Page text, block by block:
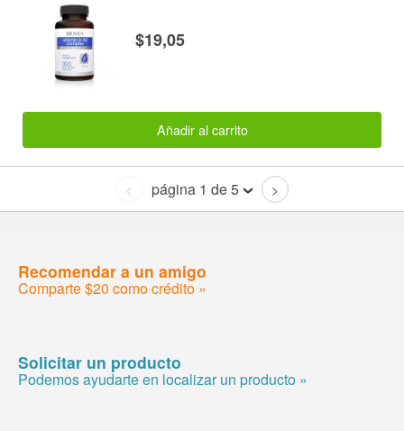
$19,05
Añadir al carrito
< página 1 de 5 >
Recomendar a un amigo
Comparte $20 como crédito »
Solicitar un producto
Podemos ayudarte en localizar un producto »